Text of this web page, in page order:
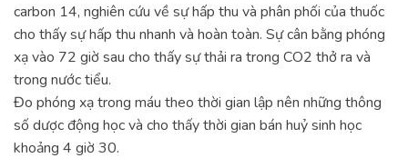
carbon 14, nghiên cứu về sự hấp thu và phân phối của thuốc
cho thấy sự hấp thu nhanh và hoàn toàn. Sự cân bằng phóng
xạ vào 72 giờ sau cho thấy sự thải ra trong CO2 thở ra và
trong nước tiểu.
Đo phóng xạ trong máu theo thời gian lập nên những thông
số dược động học và cho thấy thời gian bán huỷ sinh học
khoảng 4 giờ 30.